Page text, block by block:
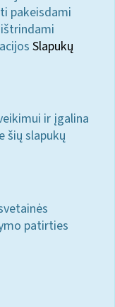
pakeisdami
Slapukų
ir įgalina
šių slapukų
patirties